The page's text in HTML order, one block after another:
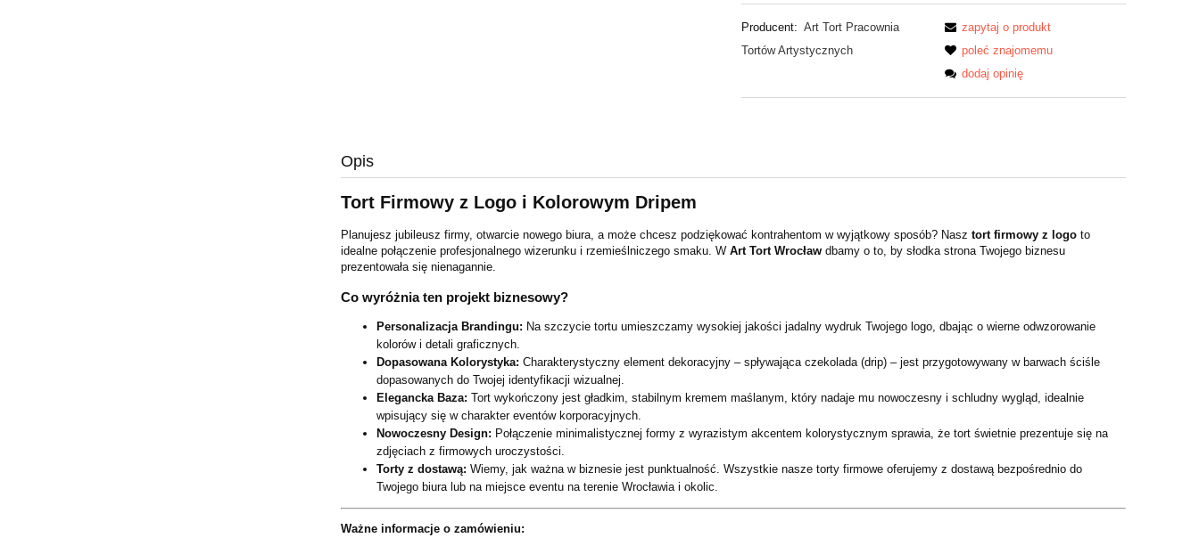
Producent: Art Tort Pracownia
Tortów Artystycznych
zapytaj o produkt
poleć znajomemu
dodaj opinię
Opis
Tort Firmowy z Logo i Kolorowym Dripem
Planujesz jubileusz firmy, otwarcie nowego biura, a może chcesz podziękować kontrahentom w wyjątkowy sposób? Nasz tort firmowy z logo to
idealne połączenie profesjonalnego wizerunku i rzemieślniczego smaku. W Art Tort Wrocław dbamy o to, by słodka strona Twojego biznesu
prezentowała się nienagannie.
Co wyróżnia ten projekt biznesowy?
Personalizacja Brandingu: Na szczycie tortu umieszczamy wysokiej jakości jadalny wydruk Twojego logo, dbając o wierne odwzorowanie
kolorów i detali graficznych.
Dopasowana Kolorystyka: Charakterystyczny element dekoracyjny – spływająca czekolada (drip) – jest przygotowywany w barwach ściśle
dopasowanych do Twojej identyfikacji wizualnej.
Elegancka Baza: Tort wykończony jest gładkim, stabilnym kremem maślanym, który nadaje mu nowoczesny i schludny wygląd, idealnie
wpisujący się w charakter eventów korporacyjnych.
Nowoczesny Design: Połączenie minimalistycznej formy z wyrazistym akcentem kolorystycznym sprawia, że tort świetnie prezentuje się na
zdjęciach z firmowych uroczystości.
Torty z dostawą: Wiemy, jak ważna w biznesie jest punktualność. Wszystkie nasze torty firmowe oferujemy z dostawą bezpośrednio do
Twojego biura lub na miejsce eventu na terenie Wrocławia i okolic.
Ważne informacje o zamówieniu: